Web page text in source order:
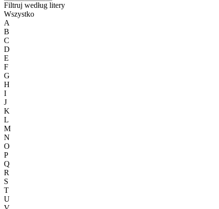
Filtruj według litery
Wszystko
A
B
C
D
E
F
G
H
I
J
K
L
M
N
O
P
Q
R
S
T
U